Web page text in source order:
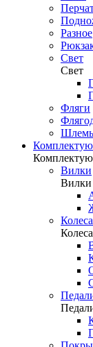
Разное
Свет
Свет
Фляги
Вилки
Вилки